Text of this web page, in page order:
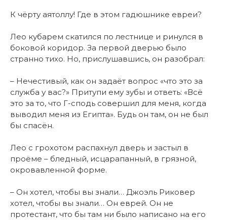
К чёрту аятоллу! Где в этом гадюшнике евреи?
Лео кубарем скатился по лестнице и ринулся в
боковой коридор. За первой дверью было
странно тихо. Но, прислушавшись, он разобрал:
– Нечестивый, как он задаёт вопрос «что это за
служба у вас?» Притупи ему зубы и ответь: «Всё
это за то, что Г-сподь совершил для меня, когда
выводил меня из Египта». Будь он там, он не был
бы спасён.
Лео с грохотом распахнул дверь и застыл в
проёме – бледный, исцарапанный, в грязной,
окровавленной форме.
– Он хотел, чтобы вы знали… Джоэль Риковер
хотел, чтобы вы знали… Он еврей. Он не
протестант, что бы там ни было написано на его